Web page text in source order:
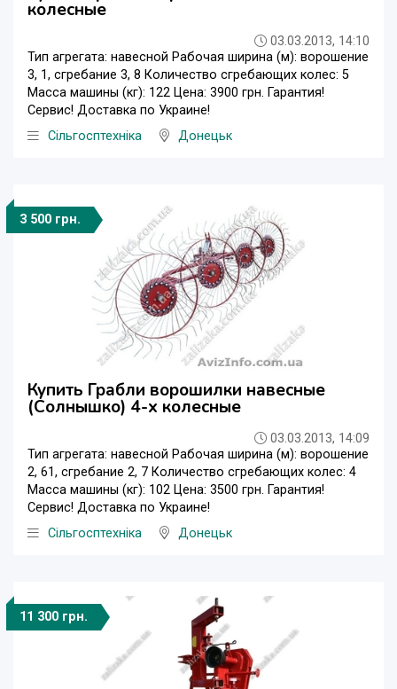
колесные
03.03.2013, 14:10
Тип агрегата: навесной Рабочая ширина (м): ворошение
3, 1, сгребание 3, 8 Количество сгребающих колес: 5
Масса машины (кг): 122 Цена: 3900 грн. Гарантия!
Сервис! Доставка по Украине!
Сільгосптехніка
Донецьк
3 500 грн.
Купить Грабли ворошилки навесные
(Солнышко) 4-х колесные
03.03.2013, 14:09
Тип агрегата: навесной Рабочая ширина (м): ворошение
2, 61, сгребание 2, 7 Количество сгребающих колес: 4
Масса машины (кг): 102 Цена: 3500 грн. Гарантия!
Сервис! Доставка по Украине!
Сільгосптехніка
Донецьк
11 300 грн.